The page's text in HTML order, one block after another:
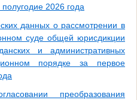
2026 года
данных о рассмотрении в
суде общей юрисдикции
и административных
порядке за первое
преобразования